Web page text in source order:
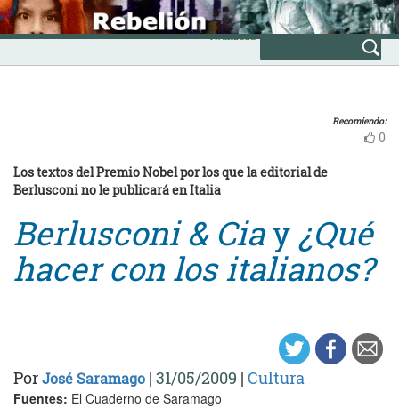
Skip
to
content
INICIO
Avanzada
Recomiendo:
0
Los textos del Premio Nobel por los que la editorial de
Berlusconi no le publicará en Italia
Berlusconi & Ciay ¿Qué
hacer con los italianos?
PorJosé Saramago | 31/05/2009 | Cultura
Fuentes: El Cuaderno de Saramago